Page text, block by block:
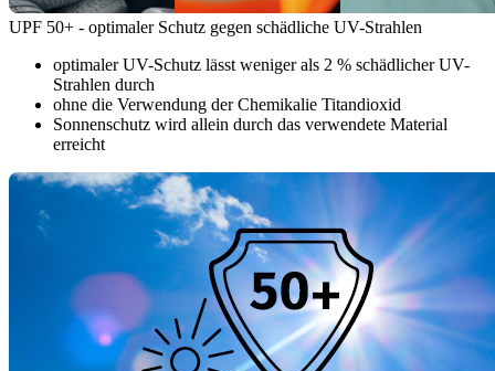
UPF 50+ - optimaler Schutz gegen schädliche UV-Strahlen
optimaler UV-Schutz lässt weniger als 2 % schädlicher UV-
Strahlen durch
ohne die Verwendung der Chemikalie Titandioxid
Sonnenschutz wird allein durch das verwendete Material
erreicht